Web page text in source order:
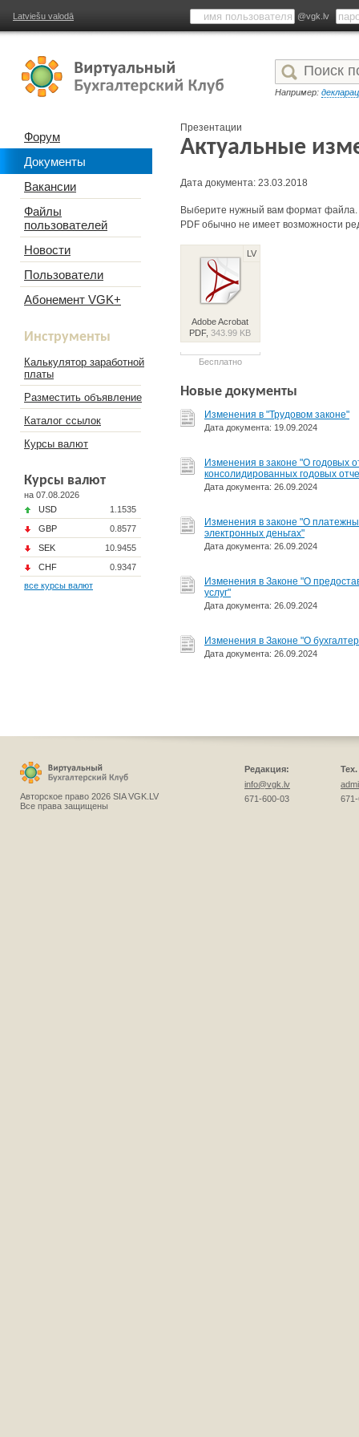
Latviešu valodā @vgk.lv
Например:
Форум
Документы
Вакансии
Файлы
пользователей
Новости
Пользователи
Абонемент VGK+
Инструменты
Калькулятор заработной
платы
Разместить объявление
Каталог ссылок
Курсы валют
Курсы валют
на 07.08.2026
USD
1.1535
GBP
0.8577
SEK
10.9455
CHF
0.9347
все курсы валют
Презентации
Актуальные
Дата документа: 23.03.2018
Выберите нужный вам формат файла.
PDF обычно не имеет возможности
LV
Adobe Acrobat
PDF,343.99 KB
Бесплатно
Новые документы
Изменения в "Трудовом законе"
Дата документа: 19.09.2024
Изменения в законе "О годовых
консолидированных годовых
Дата документа: 26.09.2024
​Изменения в законе "О
электронных деньгах"
Дата документа: 26.09.2024
Изменения в Законе "О
услуг"
Дата документа: 26.09.2024
Изменения в Законе "О
Дата документа: 26.09.2024
Авторское право 2026 SIA VGK.LV
Все права защищены
Редакция:
info@vgk.lv
671-600-03